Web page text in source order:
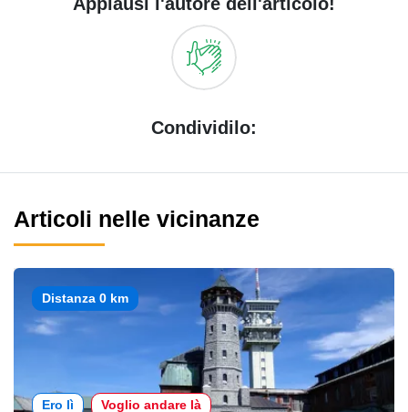
Applausi l'autore dell'articolo!
Condividilo:
Articoli nelle vicinanze
Distanza 0 km
Ero lì Voglio andare là